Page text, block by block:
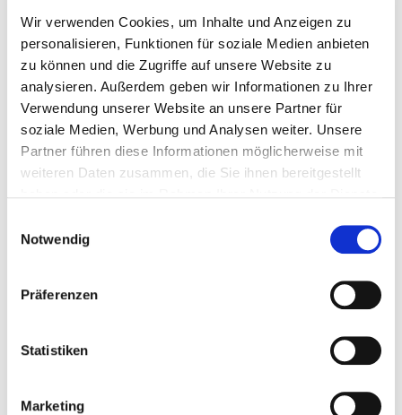
Wir verwenden Cookies, um Inhalte und Anzeigen zu
personalisieren, Funktionen für soziale Medien anbieten
zu können und die Zugriffe auf unsere Website zu
analysieren. Außerdem geben wir Informationen zu Ihrer
Verwendung unserer Website an unsere Partner für
soziale Medien, Werbung und Analysen weiter. Unsere
Partner führen diese Informationen möglicherweise mit
weiteren Daten zusammen, die Sie ihnen bereitgestellt
Notwendig
Präferenzen
Statistiken
Marketing
Datenschutz und Arbeitszeiterfassung
Arbeitszeiterfassungssysteme verarbeiten
personenbezogene Daten und unterliegen damit der
Datenschutz-Grundverordnung (DSGVO) sowie dem
Bundesdatenschutzgesetz (BDSG). Rechtsgrundlage für
die Verarbeitung ist in der Regel § 26 BDSG, der die
Datenverarbeitung im Beschäftigungsverhältnis regelt.
kann im Rahmen der Betriebsvereinbarung sicherstellen,
Keine über den Erfassungszweck hinausgehenden Daten
Die Daten nicht für Leistungs- oder
Verhaltenskontrollen zweckentfremdet werden
informiert werden